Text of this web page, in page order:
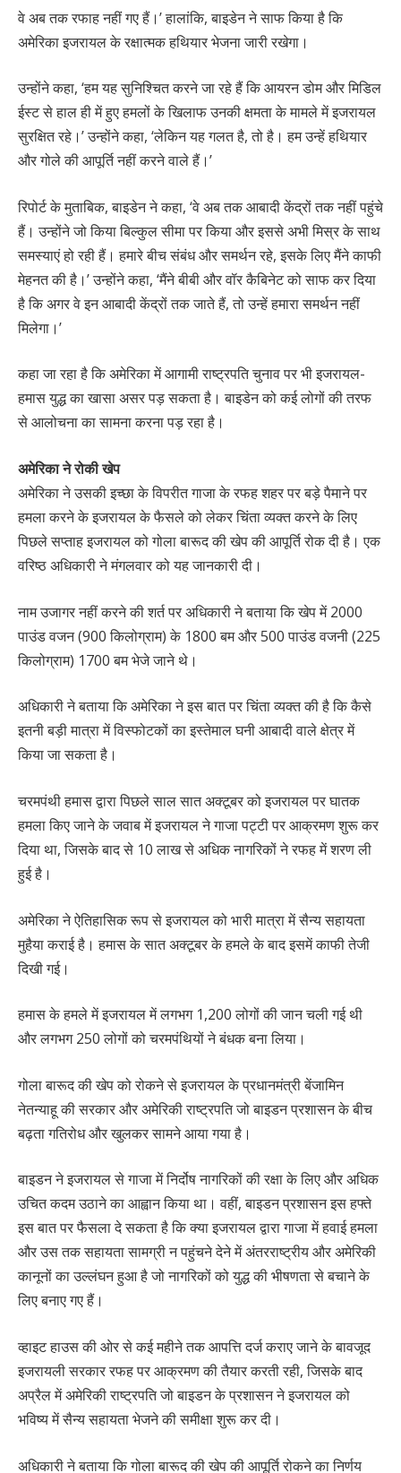
वे अब तक रफाह नहीं गए हैं।’ हालांकि, बाइडेन ने साफ किया है कि
अमेरिका इजरायल के रक्षात्मक हथियार भेजना जारी रखेगा।
उन्होंने कहा, ‘हम यह सुनिश्चित करने जा रहे हैं कि आयरन डोम और मिडिल
ईस्ट से हाल ही में हुए हमलों के खिलाफ उनकी क्षमता के मामले में इजरायल
सुरक्षित रहे।’ उन्होंने कहा, ‘लेकिन यह गलत है, तो है। हम उन्हें हथियार
और गोले की आपूर्ति नहीं करने वाले हैं।’
रिपोर्ट के मुताबिक, बाइडेन ने कहा, ‘वे अब तक आबादी केंद्रों तक नहीं पहुंचे
हैं। उन्होंने जो किया बिल्कुल सीमा पर किया और इससे अभी मिस्र के साथ
समस्याएं हो रही हैं। हमारे बीच संबंध और समर्थन रहे, इसके लिए मैंने काफी
मेहनत की है।’ उन्होंने कहा, ‘मैंने बीबी और वॉर कैबिनेट को साफ कर दिया
है कि अगर वे इन आबादी केंद्रों तक जाते हैं, तो उन्हें हमारा समर्थन नहीं
मिलेगा।’
कहा जा रहा है कि अमेरिका में आगामी राष्ट्रपति चुनाव पर भी इजरायल-
हमास युद्ध का खासा असर पड़ सकता है। बाइडेन को कई लोगों की तरफ
से आलोचना का सामना करना पड़ रहा है।
अमेरिका ने रोकी खेप
अमेरिका ने उसकी इच्छा के विपरीत गाजा के रफह शहर पर बड़े पैमाने पर
हमला करने के इजरायल के फैसले को लेकर चिंता व्यक्त करने के लिए
पिछले सप्ताह इजरायल को गोला बारूद की खेप की आपूर्ति रोक दी है। एक
वरिष्ठ अधिकारी ने मंगलवार को यह जानकारी दी।
नाम उजागर नहीं करने की शर्त पर अधिकारी ने बताया कि खेप में 2000
पाउंड वजन (900 किलोग्राम) के 1800 बम और 500 पाउंड वजनी (225
किलोग्राम) 1700 बम भेजे जाने थे।
अधिकारी ने बताया कि अमेरिका ने इस बात पर चिंता व्यक्त की है कि कैसे
इतनी बड़ी मात्रा में विस्फोटकों का इस्तेमाल घनी आबादी वाले क्षेत्र में
किया जा सकता है।
चरमपंथी हमास द्वारा पिछले साल सात अक्टूबर को इजरायल पर घातक
हमला किए जाने के जवाब में इजरायल ने गाजा पट्टी पर आक्रमण शुरू कर
दिया था, जिसके बाद से 10 लाख से अधिक नागरिकों ने रफह में शरण ली
हुई है।
अमेरिका ने ऐतिहासिक रूप से इजरायल को भारी मात्रा में सैन्य सहायता
मुहैया कराई है। हमास के सात अक्टूबर के हमले के बाद इसमें काफी तेजी
दिखी गई।
हमास के हमले में इजरायल में लगभग 1,200 लोगों की जान चली गई थी
और लगभग 250 लोगों को चरमपंथियों ने बंधक बना लिया।
गोला बारूद की खेप को रोकने से इजरायल के प्रधानमंत्री बेंजामिन
नेतन्याहू की सरकार और अमेरिकी राष्ट्रपति जो बाइडन प्रशासन के बीच
बढ़ता गतिरोध और खुलकर सामने आया गया है।
बाइडन ने इजरायल से गाजा में निर्दोष नागरिकों की रक्षा के लिए और अधिक
उचित कदम उठाने का आह्वान किया था। वहीं, बाइडन प्रशासन इस हफ्ते
इस बात पर फैसला दे सकता है कि क्या इजरायल द्वारा गाजा में हवाई हमला
और उस तक सहायता सामग्री न पहुंचने देने में अंतरराष्ट्रीय और अमेरिकी
कानूनों का उल्लंघन हुआ है जो नागरिकों को युद्ध की भीषणता से बचाने के
लिए बनाए गए हैं।
व्हाइट हाउस की ओर से कई महीने तक आपत्ति दर्ज कराए जाने के बावजूद
इजरायली सरकार रफह पर आक्रमण की तैयार करती रही, जिसके बाद
अप्रैल में अमेरिकी राष्ट्रपति जो बाइडन के प्रशासन ने इजरायल को
भविष्य में सैन्य सहायता भेजने की समीक्षा शुरू कर दी।
अधिकारी ने बताया कि गोला बारूद की खेप की आपूर्ति रोकने का निर्णय